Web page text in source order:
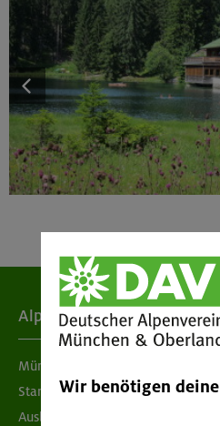
Alpenverein
München & Oberland
Standorte
Ausbildung & Jobs
Wir benötigen